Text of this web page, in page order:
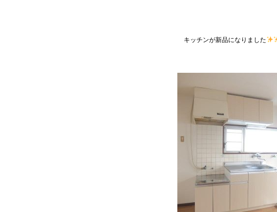
キッチンが新品になりました